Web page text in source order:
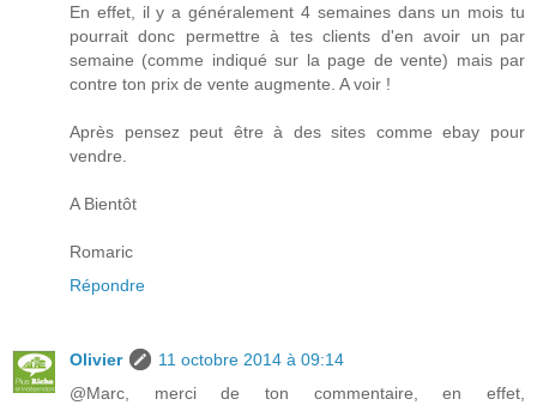
En effet, il y a généralement 4 semaines dans un mois tu
pourrait donc permettre à tes clients d'en avoir un par
semaine (comme indiqué sur la page de vente) mais par
contre ton prix de vente augmente. A voir !
Après pensez peut être à des sites comme ebay pour
vendre.
A Bientôt
Romaric
Répondre
Olivier
11 octobre 2014 à 09:14
@Marc, merci de ton commentaire, en effet,